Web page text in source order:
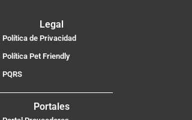
Legal
Política de Privacidad
Política Pet Friendly
PQRS
Portales